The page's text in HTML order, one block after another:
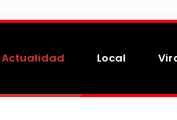
Actualidad Local